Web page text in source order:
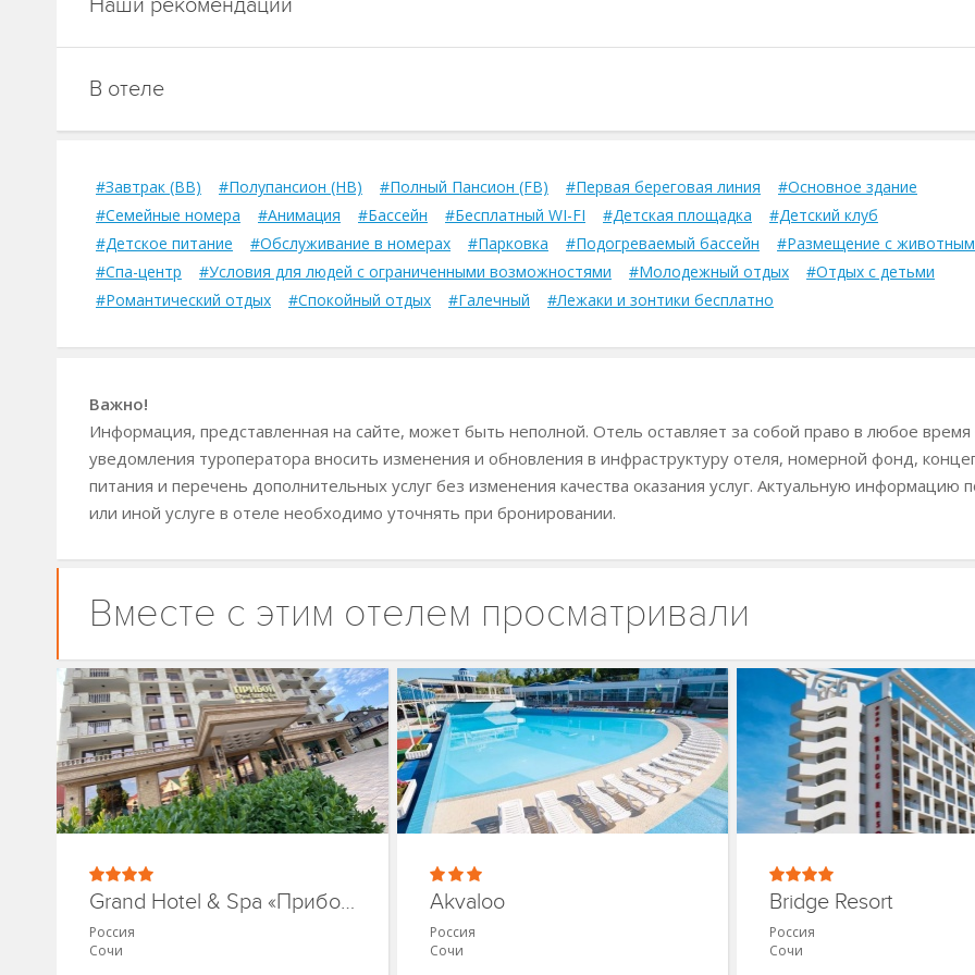
Наши рекомендации
В отеле
#Завтрак (BB) #Полупансион (HB) #Полный Пансион (FB) #Первая береговая линия
#Основное здание
#Семейные номера
#Анимация #Бассейн #Бесплатный WI-FI #Детская площадка
#Детский клуб
#Детское питание
#Обслуживание в номерах #Парковка #Подогреваемый бассейн
#Размещение с
#Спа-центр
#Условия для людей с ограниченными возможностями #Молодежный отдых
#Отдых с детьми
#Романтический отдых
#Спокойный отдых #Галечный #Лежаки и зонтики бесплатно
Важно!
Информация, представленная на сайте, может быть неполной. Отель оставляет за собой право в любое время
уведомления туроператора вносить изменения и обновления в инфраструктуру отеля, номерной фонд,
питания и перечень дополнительных услуг без изменения качества оказания услуг. Актуальную информацию
или иной услуге в отеле необходимо уточнять при бронировании.
Вместе с этим отелем просматривали
Grand Hotel & Spa «Прибой»
Россия
Сочи
Akvaloo
Россия
Сочи
Bridge Resort
Россия
Сочи